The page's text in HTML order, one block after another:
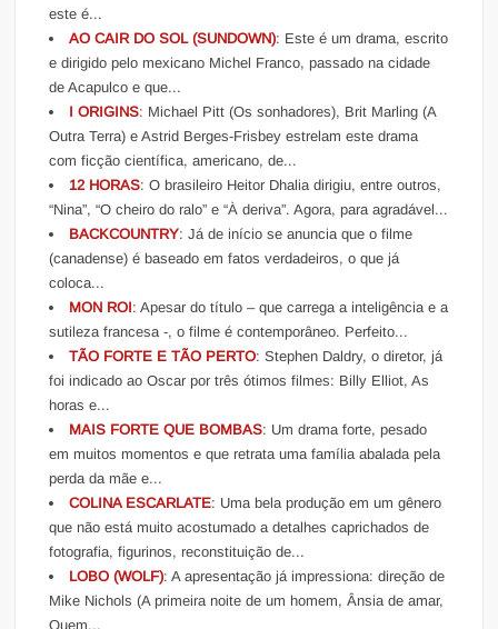
este é...
AO CAIR DO SOL (SUNDOWN): Este é um drama, escrito
e dirigido pelo mexicano Michel Franco, passado na cidade
de Acapulco e que...
I ORIGINS: Michael Pitt (Os sonhadores), Brit Marling (A
Outra Terra) e Astrid Berges-Frisbey estrelam este drama
com ficção científica, americano, de...
12 HORAS: O brasileiro Heitor Dhalia dirigiu, entre outros,
“Nina”, “O cheiro do ralo” e “À deriva”. Agora, para agradável...
BACKCOUNTRY: Já de início se anuncia que o filme
(canadense) é baseado em fatos verdadeiros, o que já
coloca...
MON ROI: Apesar do título – que carrega a inteligência e a
sutileza francesa -, o filme é contemporâneo. Perfeito...
TÃO FORTE E TÃO PERTO: Stephen Daldry, o diretor, já
foi indicado ao Oscar por três ótimos filmes: Billy Elliot, As
horas e...
MAIS FORTE QUE BOMBAS: Um drama forte, pesado
em muitos momentos e que retrata uma família abalada pela
perda da mãe e...
COLINA ESCARLATE: Uma bela produção em um gênero
que não está muito acostumado a detalhes caprichados de
fotografia, figurinos, reconstituição de...
LOBO (WOLF): A apresentação já impressiona: direção de
Mike Nichols (A primeira noite de um homem, Ânsia de amar,
Quem...